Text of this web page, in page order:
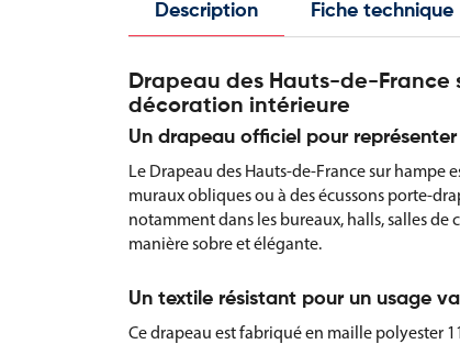
Description Fiche technique
Drapeau des Hauts-de-France
décoration intérieure
Un drapeau officiel pour
Le Drapeau des Hauts-de-France sur hampe
muraux obliques ou à des écussons porte-
notamment dans les bureaux, halls, salles
manière sobre et élégante.
Un textile résistant pour un usage
Ce drapeau est fabriqué en maille polyester